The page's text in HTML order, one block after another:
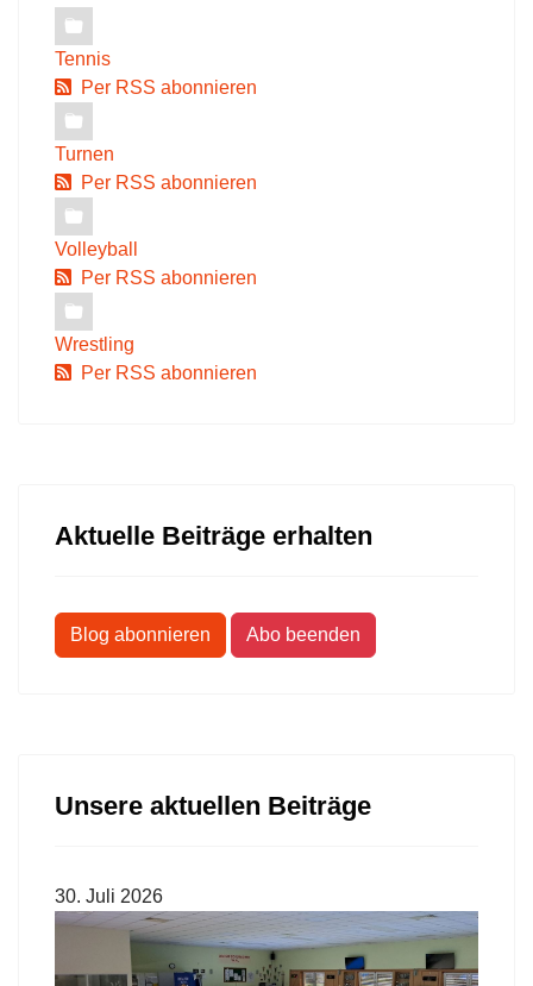
Tennis
Per RSS abonnieren
Turnen
Per RSS abonnieren
Volleyball
Per RSS abonnieren
Wrestling
Per RSS abonnieren
Aktuelle Beiträge erhalten
Blog abonnieren Abo beenden
Unsere aktuellen Beiträge
30. Juli 2026